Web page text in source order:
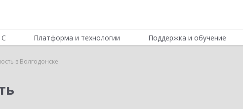
Платформа и технологии Поддержка и обучение
в Волгодонске